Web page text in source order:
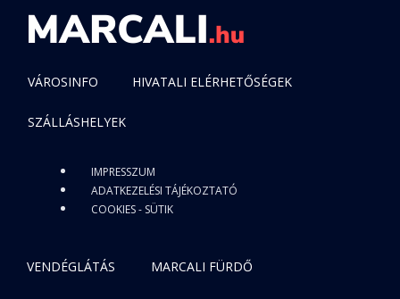
VÁROSINFO HIVATALI ELÉRHETŐSÉGEK
SZÁLLÁSHELYEK
IMPRESSZUM
ADATKEZELÉSI TÁJÉKOZTATÓ
COOKIES - SÜTIK
VENDÉGLÁTÁS MARCALI FÜRDŐ